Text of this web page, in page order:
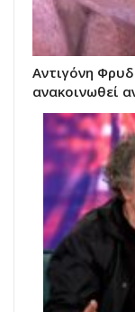
Αντιγόνη
ανακοινωθεί